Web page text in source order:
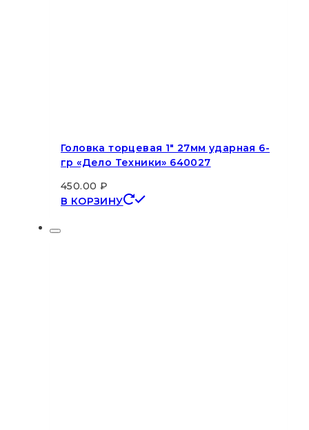
Головка торцевая 1″ 27мм ударная 6-
гр «Дело Техники» 640027
450.00 ₽
В КОРЗИНУ